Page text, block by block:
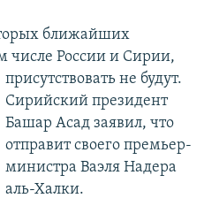
ближайших
числе России и Сирии,
присутствовать не будут.
Сирийский президент
Башар Асад заявил, что
отправит своего премьер-
министра Ваэля Надера
аль-Халки.